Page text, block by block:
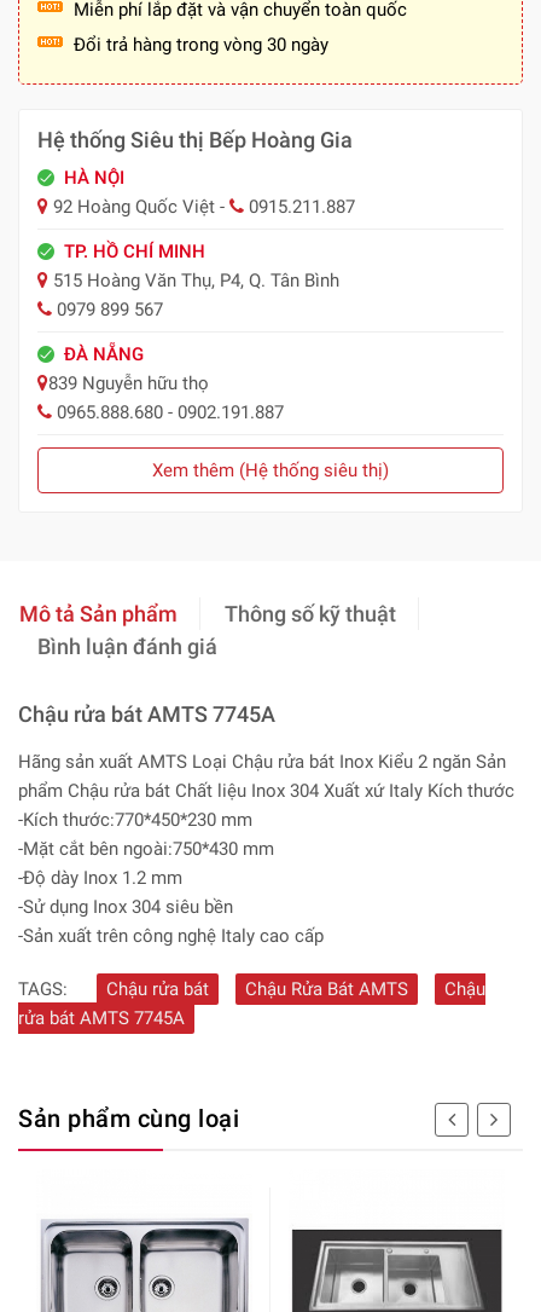
Miễn phí lắp đặt và vận chuyển toàn quốc
Đổi trả hàng trong vòng 30 ngày
Hệ thống Siêu thị Bếp Hoàng Gia
HÀ NỘI
92 Hoàng Quốc Việt -
0915.211.887
TP. HỒ CHÍ MINH
515 Hoàng Văn Thụ, P4, Q. Tân Bình
0979 899 567
ĐÀ NẴNG
839 Nguyễn hữu thọ
0965.888.680 - 0902.191.887
Xem thêm (Hệ thống siêu thị)
Mô tả Sản phẩm
Thông số kỹ thuật
Bình luận đánh giá
Chậu rửa bát AMTS 7745A
Hãng sản xuất AMTS Loại Chậu rửa bát Inox Kiểu 2 ngăn Sản
phẩm Chậu rửa bát Chất liệu Inox 304 Xuất xứ Italy Kích thước
-Kích thước:770*450*230 mm
-Mặt cắt bên ngoài:750*430 mm
-Độ dày Inox 1.2 mm
-Sử dụng Inox 304 siêu bền
-Sản xuất trên công nghệ Italy cao cấp
TAGS: Chậu rửa bát Chậu Rửa Bát AMTS
Chậu
rửa bát AMTS 7745A
Sản phẩm cùng loại